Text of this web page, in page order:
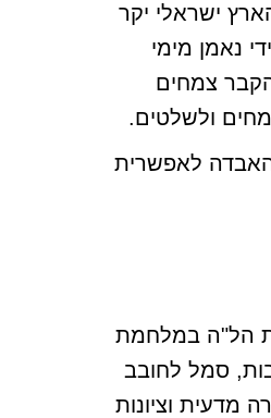
ישראלי יקר
נאמן מימי
צמחים
ולשלטים.
לאפשרית
הל"ה במלחמת
סמל לחובב
מדעית וציונות